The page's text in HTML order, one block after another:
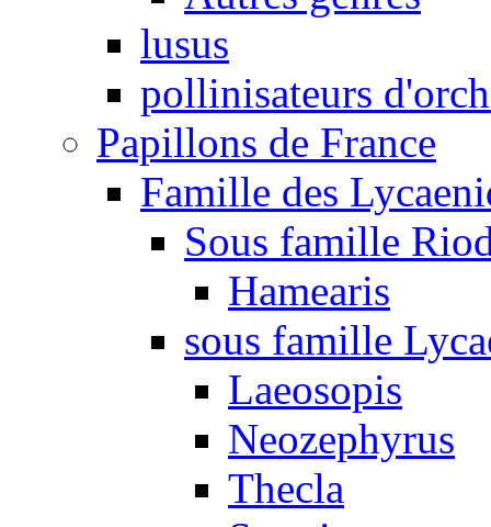
lusus
pollinisateurs
Papillons de France
Famille des
Sous famille
Hamearis
sous famille
Laeosopis
Neozephyrus
Thecla